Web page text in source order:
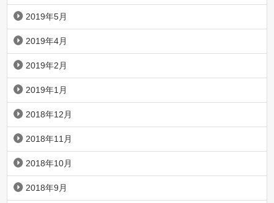
2019年5月
2019年4月
2019年2月
2019年1月
2018年12月
2018年11月
2018年10月
2018年9月